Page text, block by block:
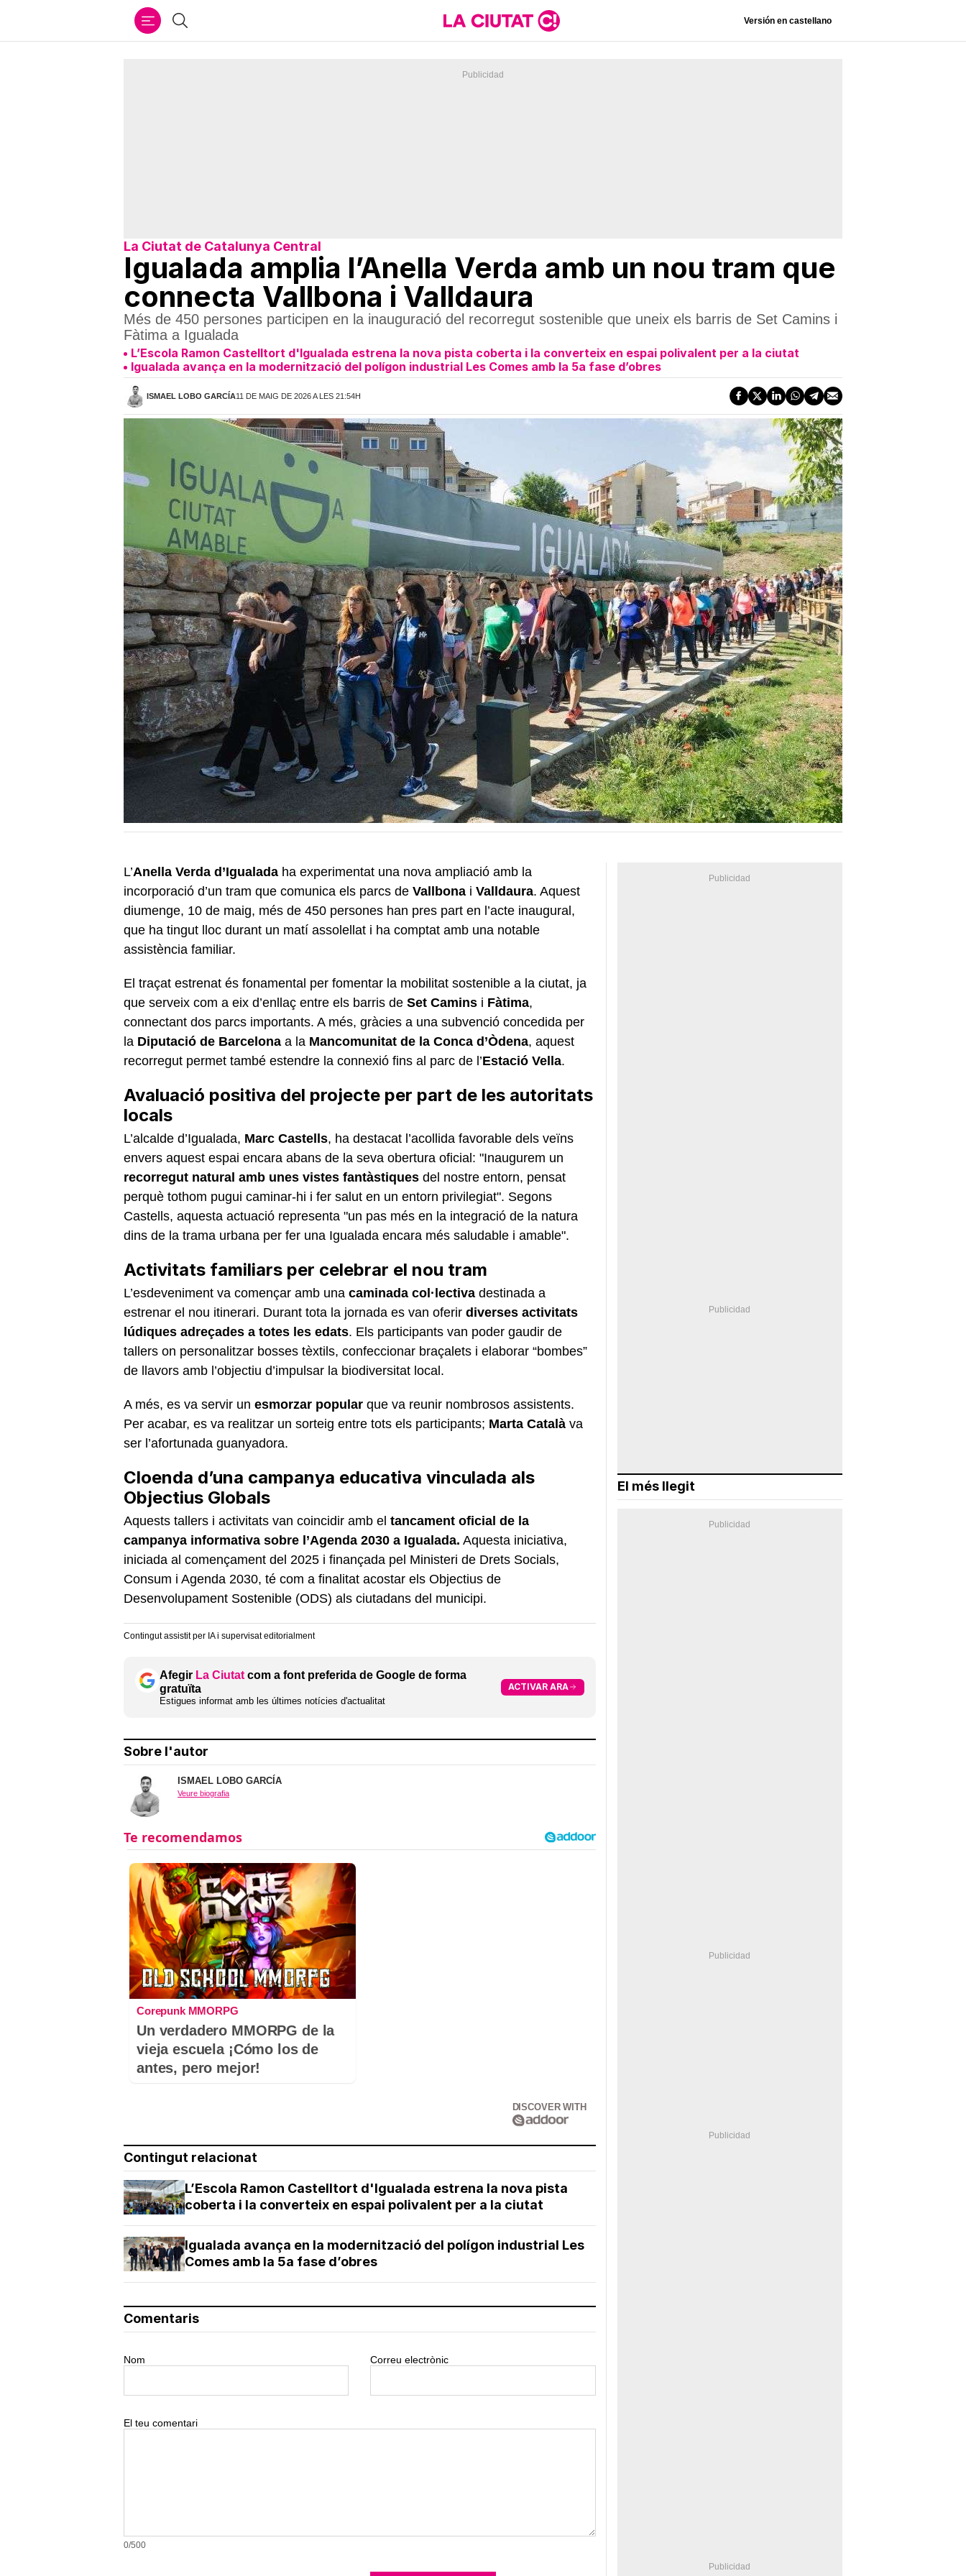
Cercar Versión en castellano
La Ciutat de Catalunya Central
Igualada amplia l’Anella Verda amb un nou tram que
connecta Vallbona i Valldaura
Més de 450 persones participen en la inauguració del recorregut sostenible que uneix els barris de Set Camins i
Fàtima a Igualada
L’Escola Ramon Castelltort d'Igualada estrena la nova pista coberta i la converteix en espai polivalent per a la ciutat
Igualada avança en la modernització del polígon industrial Les Comes amb la 5a fase d’obres
ISMAEL LOBO GARCÍA11 DE MAIG DE 2026 A LES 21:54H
L’Anella Verda d’Igualada ha experimentat una nova ampliació amb la
incorporació d’un tram que comunica els parcs de Vallbona i Valldaura. Aquest
diumenge, 10 de maig, més de 450 persones han pres part en l’acte inaugural,
que ha tingut lloc durant un matí assolellat i ha comptat amb una notable
assistència familiar.
El traçat estrenat és fonamental per fomentar la mobilitat sostenible a la ciutat, ja
que serveix com a eix d’enllaç entre els barris de Set Camins i Fàtima,
connectant dos parcs importants. A més, gràcies a una subvenció concedida per
la Diputació de Barcelona a la Mancomunitat de la Conca d’Òdena, aquest
recorregut permet també estendre la connexió fins al parc de l’Estació Vella.
Avaluació positiva del projecte per part de les autoritats
locals
L’alcalde d’Igualada, Marc Castells, ha destacat l’acollida favorable dels veïns
envers aquest espai encara abans de la seva obertura oficial: "Inaugurem un
recorregut natural amb unes vistes fantàstiques del nostre entorn, pensat
perquè tothom pugui caminar-hi i fer salut en un entorn privilegiat". Segons
Castells, aquesta actuació representa "un pas més en la integració de la natura
dins de la trama urbana per fer una Igualada encara més saludable i amable".
Activitats familiars per celebrar el nou tram
L’esdeveniment va començar amb una caminada col·lectiva destinada a
estrenar el nou itinerari. Durant tota la jornada es van oferir diverses activitats
lúdiques adreçades a totes les edats. Els participants van poder gaudir de
tallers on personalitzar bosses tèxtils, confeccionar braçalets i elaborar “bombes”
de llavors amb l’objectiu d’impulsar la biodiversitat local.
A més, es va servir un esmorzar popular que va reunir nombrosos assistents.
Per acabar, es va realitzar un sorteig entre tots els participants; Marta Català va
ser l’afortunada guanyadora.
Cloenda d’una campanya educativa vinculada als
Objectius Globals
Aquests tallers i activitats van coincidir amb el tancament oficial de la
campanya informativa sobre l’Agenda 2030 a Igualada. Aquesta iniciativa,
iniciada al començament del 2025 i finançada pel Ministeri de Drets Socials,
Consum i Agenda 2030, té com a finalitat acostar els Objectius de
Desenvolupament Sostenible (ODS) als ciutadans del municipi.
Contingut assistit per IA i supervisat editorialment
Afegir La Ciutat com a font preferida de Google de forma
gratuïta
Estigues informat amb les últimes notícies d'actualitat
ACTIVAR ARA
Sobre l'autor
ISMAEL LOBO GARCÍA
Veure biografia
Corepunk MMORPG
Un verdadero MMORPG de la
vieja escuela ¡Cómo los de
antes, pero mejor!
DISCOVER WITH
Contingut relacionat
L’Escola Ramon Castelltort d'Igualada estrena la nova pista
coberta i la converteix en espai polivalent per a la ciutat
Igualada avança en la modernització del polígon industrial Les
Comes amb la 5a fase d’obres
Comentaris
Nom Correu electrònic
El teu comentari
0/500
El més llegit